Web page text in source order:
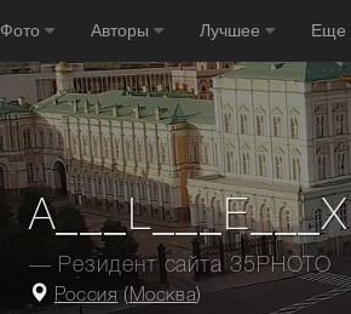
Фото Авторы Лучшее Еще
A___L___E___X
— Резидент сайта 35PHOTO
Россия (Москва)